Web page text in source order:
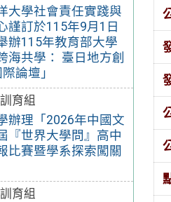
大學社會責任實踐與
謹訂於115年9月1日
辦115年教育部大學
海共學： 臺日地方創
論壇」
訓育組
辦理「2026年中國文
『世界大學問』高中
比賽暨學系探索闖關
訓育組